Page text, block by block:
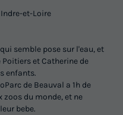
et-Loire
semble pose sur l'eau, et
et Catherine de
enfants.
de Beauval a 1h de
zoos du monde, et ne
bebe.